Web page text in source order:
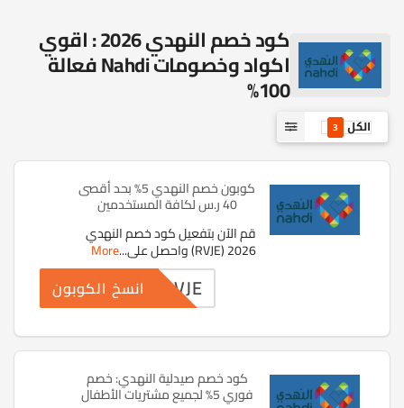
كود خصم النهدي 2026 : اقوي
اكواد وخصومات Nahdi فعالة
100%
الكل 3
كوبون خصم النهدي 5% بحد أقصى
40 ر.س لكافة المستخدمين
قم الآن بتفعيل كود خصم النهدي
2026 (RVJE) واحصل على ...
More
RVJE انسخ الكوبون
كود خصم صيدلية النهدي: خصم
فوري 5% لجميع مشتريات الأطفال